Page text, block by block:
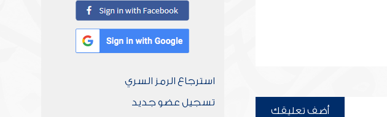
أضف تعليقك
استرجاع الرمز السري
تسجيل عضو جديد